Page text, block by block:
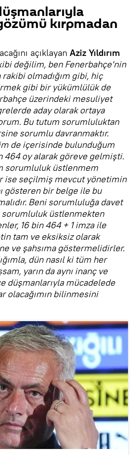
kırpmadan
açıklayan Aziz Yıldırım
değilim, ben Fenerbahçe'nin
olmadığım gibi, hiç
gibi bir yükümlülük de
üzerindeki mesuliyet
aday olarak ortaya
Bu tutum sorumluluktan
sorumlu davranmaktır.
de içerisinde bulunduğum
464 oy alarak göreve gelmişti.
sorumluluk üstlenmem
ise seçilmiş mevcut yönetimin
gösteren bir belge ile bu
Beni sorumluluğa davet
sorumluluk üstlenmekten
16 bin 464 + 1 imza ile
tam ve eksiksiz olarak
ve şahsıma göstermelidirler.
dün nasıl ki tüm her
yarın da aynı inanç ve
düşmanlarıyla mücadelede
olacağımın bilinmesini